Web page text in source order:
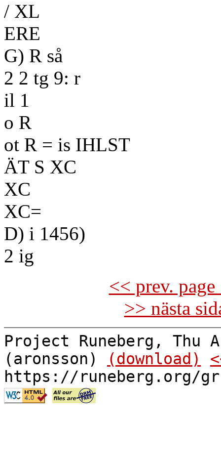
/ XL
ERE
G) R så
2 2 tg 9: r
il 1
o R
ot R = is IHLST
ÄT S XC
XC
XC=
D) i 1456)
2 ig
<< prev.
>> nästa
Project Runeberg, Thu
(aronsson)
(download)
https://runeberg.org/